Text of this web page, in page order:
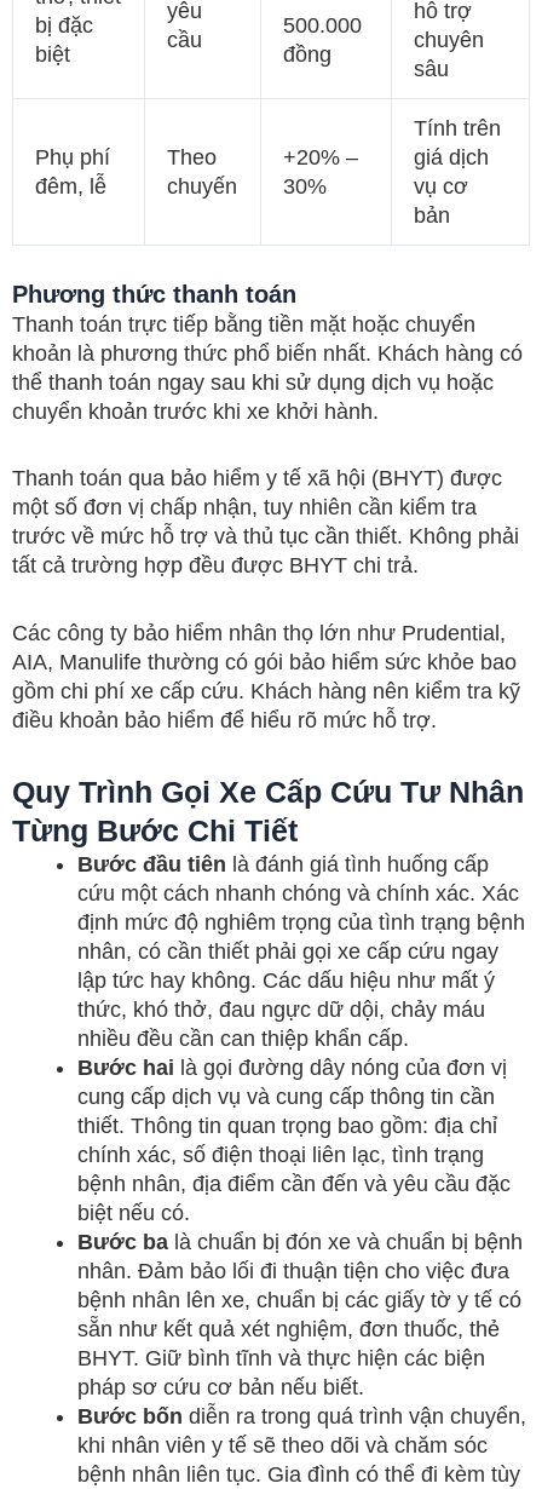
bị đặc
biệt
yêu
cầu
500.000
đồng
hỗ trợ
chuyên
sâu
Phụ phí
đêm, lễ
Theo
chuyến
+20% –
30%
Tính trên
giá dịch
vụ cơ
bản
Phương thức thanh toán
Thanh toán trực tiếp bằng tiền mặt hoặc chuyển
khoản là phương thức phổ biến nhất. Khách hàng có
thể thanh toán ngay sau khi sử dụng dịch vụ hoặc
chuyển khoản trước khi xe khởi hành.
Thanh toán qua bảo hiểm y tế xã hội (BHYT) được
một số đơn vị chấp nhận, tuy nhiên cần kiểm tra
trước về mức hỗ trợ và thủ tục cần thiết. Không phải
tất cả trường hợp đều được BHYT chi trả.
Các công ty bảo hiểm nhân thọ lớn như Prudential,
AIA, Manulife thường có gói bảo hiểm sức khỏe bao
gồm chi phí xe cấp cứu. Khách hàng nên kiểm tra kỹ
điều khoản bảo hiểm để hiểu rõ mức hỗ trợ.
Quy Trình Gọi Xe Cấp Cứu Tư Nhân
Từng Bước Chi Tiết
Bước đầu tiên là đánh giá tình huống cấp
cứu một cách nhanh chóng và chính xác. Xác
định mức độ nghiêm trọng của tình trạng bệnh
nhân, có cần thiết phải gọi xe cấp cứu ngay
lập tức hay không. Các dấu hiệu như mất ý
thức, khó thở, đau ngực dữ dội, chảy máu
nhiều đều cần can thiệp khẩn cấp.
Bước hai là gọi đường dây nóng của đơn vị
cung cấp dịch vụ và cung cấp thông tin cần
thiết. Thông tin quan trọng bao gồm: địa chỉ
chính xác, số điện thoại liên lạc, tình trạng
bệnh nhân, địa điểm cần đến và yêu cầu đặc
biệt nếu có.
Bước ba là chuẩn bị đón xe và chuẩn bị bệnh
nhân. Đảm bảo lối đi thuận tiện cho việc đưa
bệnh nhân lên xe, chuẩn bị các giấy tờ y tế có
sẵn như kết quả xét nghiệm, đơn thuốc, thẻ
BHYT. Giữ bình tĩnh và thực hiện các biện
pháp sơ cứu cơ bản nếu biết.
Bước bốn diễn ra trong quá trình vận chuyển,
khi nhân viên y tế sẽ theo dõi và chăm sóc
bệnh nhân liên tục. Gia đình có thể đi kèm tùy